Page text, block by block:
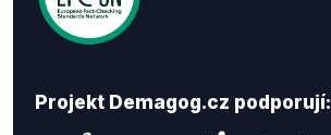
Projekt Demagog.cz podporují: